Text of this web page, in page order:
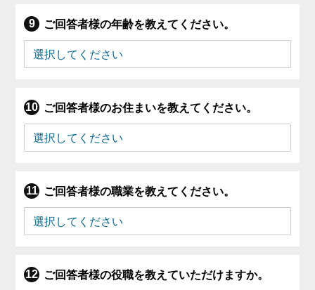
ご回答者様の年齢を教えてください。
ご回答者様のお住まいを教えてください。
ご回答者様の職業を教えてください。
ご回答者様の役職を教えていただけますか。